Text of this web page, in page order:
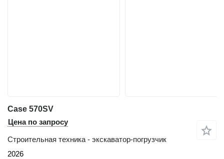
Case 570SV
Цена по запросу
Строительная техника - экскаватор-погрузчик
2026